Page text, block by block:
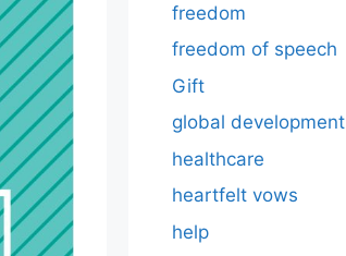
freedom
freedom of speech
Gift
global development
healthcare
heartfelt vows
help